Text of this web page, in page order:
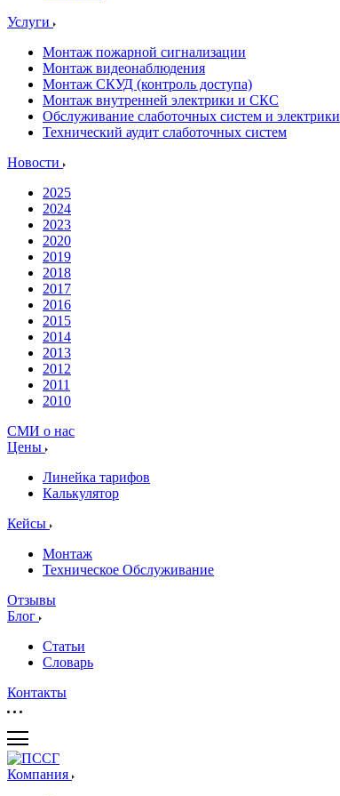
Услуги
Монтаж пожарной сигнализации
Монтаж видеонаблюдения
Монтаж СКУД (контроль доступа)
Монтаж внутренней электрики и СКС
Обслуживание слаботочных систем и электрики
Технический аудит слаботочных систем
Новости
2025
2024
2023
2020
2019
2018
2017
2016
2015
2014
2013
2012
2011
2010
СМИ о нас
Цены
Линейка тарифов
Калькулятор
Кейсы
Монтаж
Техническое Обслуживание
Отзывы
Блог
Статьи
Словарь
Контакты
Компания